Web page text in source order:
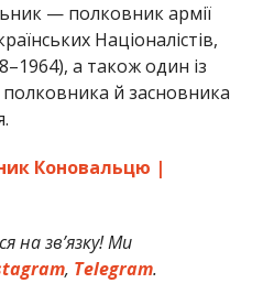
— полковник армії
Націоналістів,
а також один із
й засновника
Коновальцю |
на зв’язку! Ми
, Telegram.